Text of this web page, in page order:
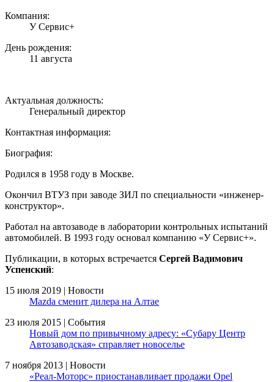
Компания:
У Сервис+
День рождения:
11 августа
Актуальная должность:
Генеральный директор
Контактная информация:
Биография:
Родился в 1958 году в Москве.
Окончил ВТУЗ при заводе ЗИЛ по специальности «инженер-
конструктор».
Работал на автозаводе в лаборатории контрольных испытаний
автомобилей. В 1993 году основал компанию «У Сервис+».
Публикации, в которых встречается Сергей Вадимович
Успенский:
15 июля 2019 | Новости
Mazda сменит дилера на Алтае
23 июля 2015 | События
Новый дом по привычному адресу: «Субару Центр
Автозаводская» справляет новоселье
7 ноября 2013 | Новости
«Реал-Моторс» приостанавливает продажи Opel